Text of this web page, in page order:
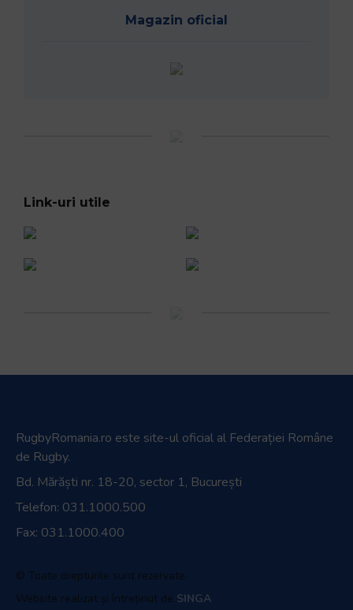
Magazin oficial
Link-uri utile
RugbyRomania.ro este site-ul oficial al Federației Române
de Rugby.
Bd. Mărăști nr. 18-20, sector 1, București
Telefon: 031.1000.500
Fax: 031.1000.400
© Toate drepturile sunt rezervate.
Website realizat și întreținut de SINGA